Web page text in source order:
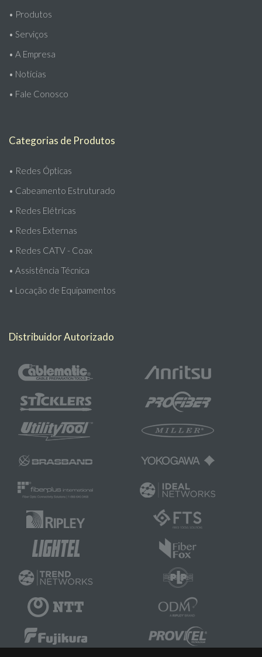
• Produtos
• Serviços
• A Empresa
• Notícias
• Fale Conosco
Categorias de Produtos
• Redes Ópticas
• Cabeamento Estruturado
• Redes Elétricas
• Redes Externas
• Redes CATV - Coax
• Assistência Técnica
• Locação de Equipamentos
Distribuidor Autorizado